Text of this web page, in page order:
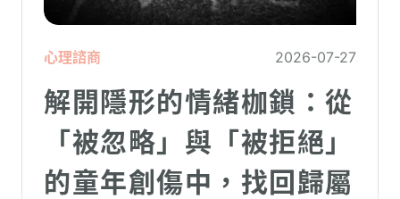
心理諮商 2026-07-27
解開隱形的情緒枷鎖：從
「被忽略」與「被拒絕」
的童年創傷中，找回歸屬